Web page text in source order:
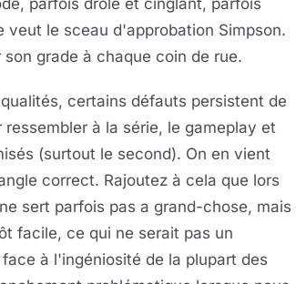
parfois drôle et cinglant, parfois
le sceau d'approbation Simpson.
grade à chaque coin de rue.
certains défauts persistent de
à la série, le gameplay et
(surtout le second). On en vient
correct. Rajoutez à cela que lors
sert parfois pas a grand-chose, mais
facile, ce qui ne serait pas un
à l'ingéniosité de la plupart des